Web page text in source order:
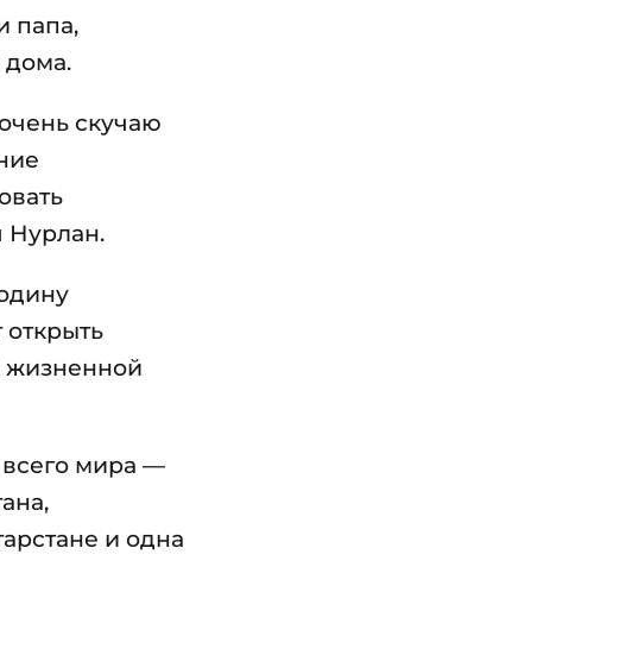
папа,
дома.
скучаю
Нурлан.
жизненной
мира —
и одна